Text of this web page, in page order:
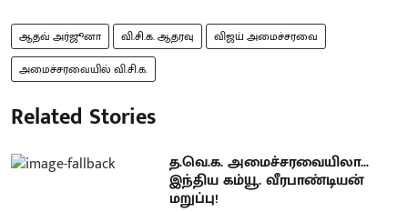
ஆதவ் அர்ஜூனா வி.சி.க. ஆதரவு
விஜய் அமைச்சரவை
அமைச்சரவையில் வி.சி.க.
Related Stories
த.வெ.க. அமைச்சரவையிலா...
இந்திய கம்யூ. வீரபாண்டியன்
மறுப்பு!